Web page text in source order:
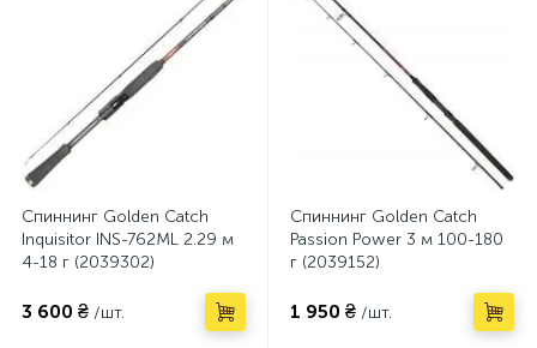
Спиннинг Golden Catch
Inquisitor INS-762ML 2.29 м
4-18 г (2039302)
3 600 ₴ /шт.
Спиннинг Golden Catch
Passion Power 3 м 100-180
г (2039152)
1 950 ₴ /шт.